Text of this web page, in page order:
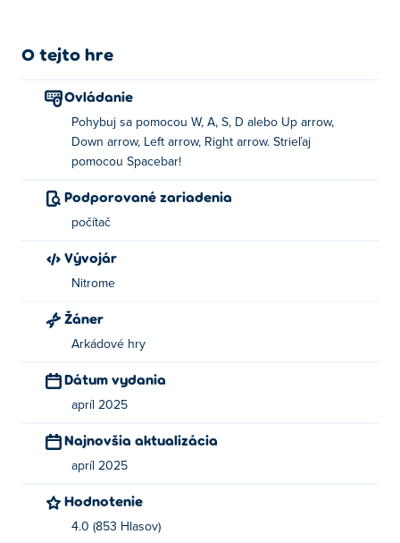
Ako hrať Rainbogeddon?
Na pohyb použite WASD alebo klávesy so
šípkami!
Použite medzerník na streľbu zo zbrane!
Kto vytvoril Rainbogeddon?
Zahrajte si ich ďalšie hry Poki:
aDangle
Ako môžem hrať Rainbogeddon zadarmo?
Rainbogeddon si môžete zahrať zadarmo na Poki.
Môžem hrať Rainbogeddon so svojím
priateľom?
Áno! Rainbogeddon je miestna hra pre viacerých hráčov,
takže môžete hrať so svojím priateľom na rovnakom
počítači!
Môžem hrať Rainbogeddon na mobilných
O tejto hre
Ovládanie
Pohybuj sa pomocou W, A, S, D alebo Up arrow,
Down arrow, Left arrow, Right arrow. Strieľaj
pomocou Spacebar!
Podporované zariadenia
počítač
Vývojár
Nitrome
Žáner
Arkádové hry
Dátum vydania
apríl 2025
Najnovšia aktualizácia
apríl 2025
Hodnotenie
4.0 (853 Hlasov)